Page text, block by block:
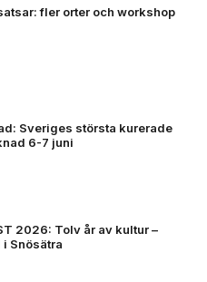
fler orter och workshop
Sveriges största kurerade
6-7 juni
2026: Tolv år av kultur –
Snösätra